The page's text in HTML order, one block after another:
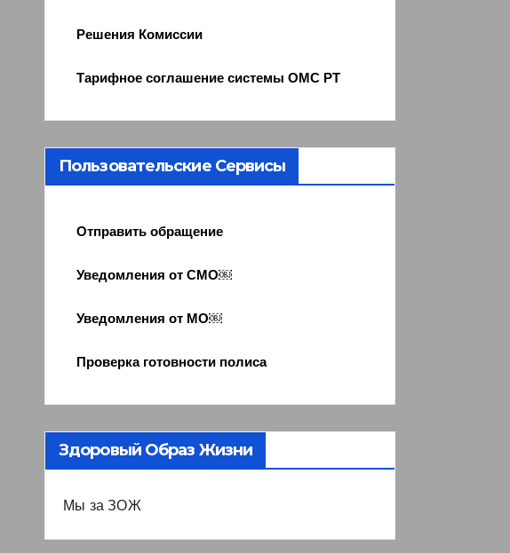
Решения Комиссии
Тарифное соглашение системы ОМС РТ
Пользовательские Сервисы
Отправить обращение
Уведомления от СМО￼
Уведомления от МО￼
Проверка готовности полиса
Здоровый Образ Жизни
Мы за ЗОЖ